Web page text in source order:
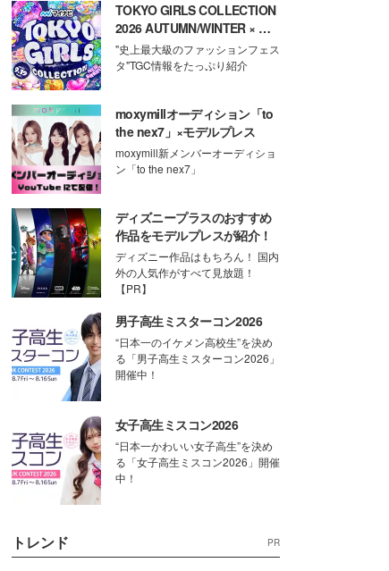
TOKYO GIRLS COLLECTION
2026 AUTUMN/WINTER × モ
デルプレス
"史上最大級のファッションフェス
タ"TGC情報をたっぷり紹介
moxymillオーディション「to
the nex7」×モデルプレス
moxymill新メンバーオーディショ
ン「to the nex7」
ディズニープラスのおすすめ
作品をモデルプレスが紹介！
ディズニー作品はもちろん！ 国内
外の人気作がすべて見放題！
【PR】
男子高生ミスターコン2026
“日本一のイケメン高校生”を決め
る「男子高生ミスターコン2026」
開催中！
女子高生ミスコン2026
“日本一かわいい女子高生”を決め
る「女子高生ミスコン2026」開催
中！
トレンド PR